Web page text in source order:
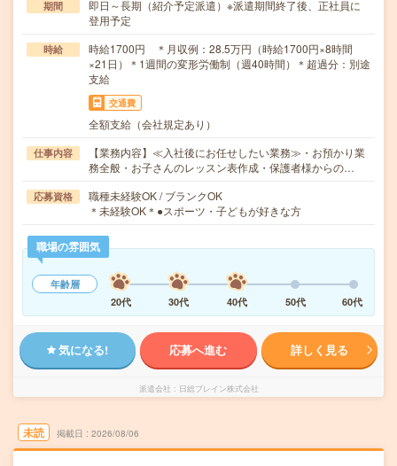
期間
即日～長期（紹介予定派遣）※派遣期間終了後、正社員に
登用予定
時給
時給1700円 ＊月収例：28.5万円（時給1700円×8時間
×21日）＊1週間の変形労働制（週40時間）＊超過分：別途
支給
交通費
全額支給（会社規定あり）
仕事内容
【業務内容】≪入社後にお任せしたい業務≫・お預かり業
務全般・お子さんのレッスン表作成・保護者様からの…
応募資格
職種未経験OK / ブランクOK
＊未経験OK＊●スポーツ・子どもが好きな方
職場の雰囲気
年齢層
20代
30代 40代 50代 60代
気になる! 応募へ進む 詳しく見る
派遣会社 日総ブレイン株式会社
未読 掲載日 2026/08/06